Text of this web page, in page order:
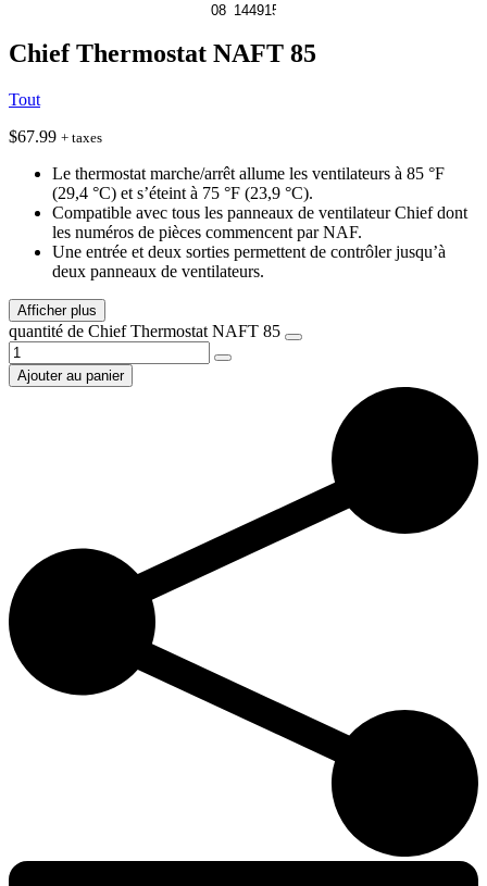
Chief Thermostat NAFT 85
Tout
$67.99 + taxes
Le thermostat marche/arrêt allume les ventilateurs à 85 °F
(29,4 °C) et s’éteint à 75 °F (23,9 °C).
Compatible avec tous les panneaux de ventilateur Chief dont
les numéros de pièces commencent par NAF.
Une entrée et deux sorties permettent de contrôler jusqu’à
deux panneaux de ventilateurs.
Afficher plus
quantité de Chief Thermostat NAFT 85
Ajouter au panier